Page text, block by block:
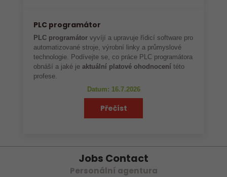
PLC programátor
PLC programátor vyvíjí a upravuje řídicí software pro
automatizované stroje, výrobní linky a průmyslové
technologie. Podívejte se, co práce PLC programátora
obnáší a jaké je aktuální platové ohodnocení této
profese.
Datum: 16.7.2026
Přečíst
Jobs Contact
Personální agentura